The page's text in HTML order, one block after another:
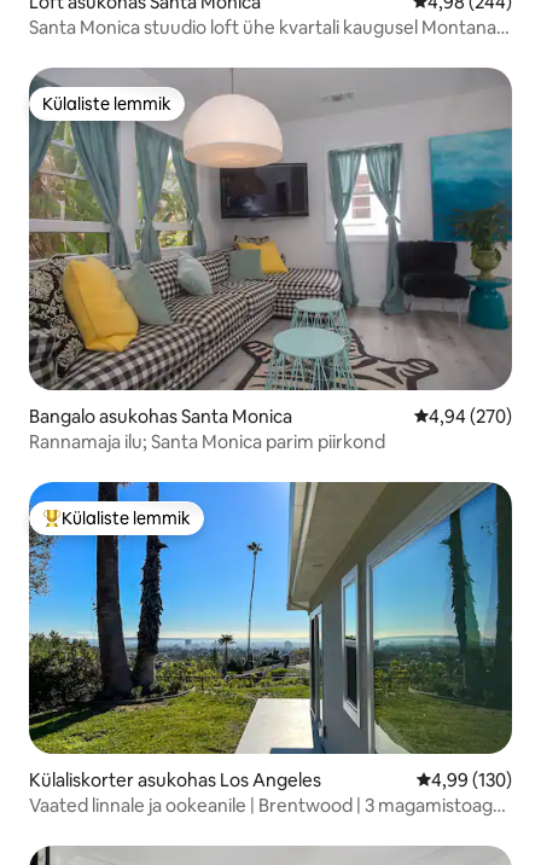
Santa Monica stuudio loft ühe kvartali kaugusel Montana
Külaliste lemmik
Külaliste lemmik
Bangalo asukohas Santa Monica Keskmine
4,94 (270)
Rannamaja ilu; Santa Monica parim piirkond
Külaliste suur lemmik
Külaliste lemmik
Külaliskorter asukohas Los Angeles Keskmine
4,99 (130)
Vaated linnale ja ookeanile | Brentwood | 3 magamistoaga